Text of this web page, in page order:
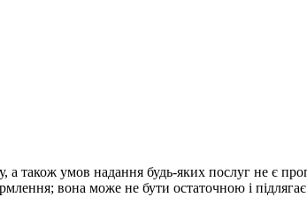
а також умов надання будь-яких послуг не є
вона може не бути остаточною і